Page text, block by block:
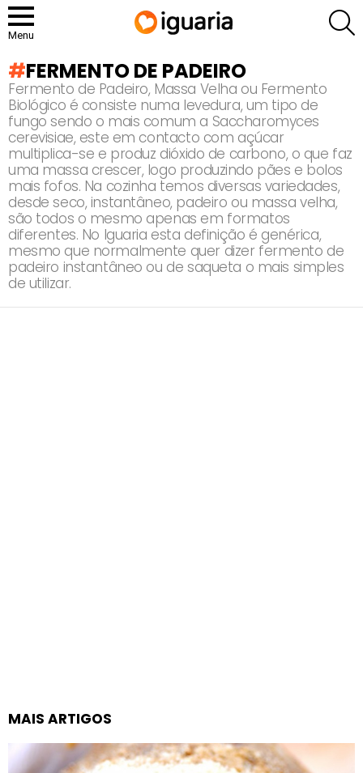
Menu
FERMENTO DE PADEIRO
Fermento de Padeiro, Massa Velha ou Fermento
Biológico é consiste numa levedura, um tipo de
fungo sendo o mais comum a Saccharomyces
cerevisiae, este em contacto com açúcar
multiplica-se e produz dióxido de carbono, o que faz
uma massa crescer, logo produzindo pães e bolos
mais fofos. Na cozinha temos diversas variedades,
desde seco, instantâneo, padeiro ou massa velha,
são todos o mesmo apenas em formatos
diferentes. No Iguaria esta definição é genérica,
mesmo que normalmente quer dizer fermento de
padeiro instantâneo ou de saqueta o mais simples
de utilizar.
MAIS ARTIGOS